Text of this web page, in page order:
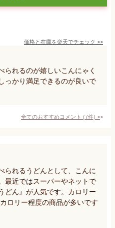
価格と在庫を楽天でチェック >>
られるのが嬉しいこんにゃく
っかり満足できるのが良いで
全てのおすすめコメント (7件) >
られるうどんとして、こんに
最近ではスーパーやネットで
どん』が人気です。カロリー
ロリー程度の商品が多いです